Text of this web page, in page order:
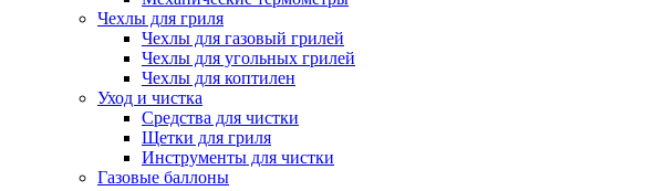
Чехлы для гриля
Чехлы для газовый грилей
Чехлы для угольных грилей
Чехлы для коптилен
Уход и чистка
Средства для чистки
Щетки для гриля
Инструменты для чистки
Газовые баллоны